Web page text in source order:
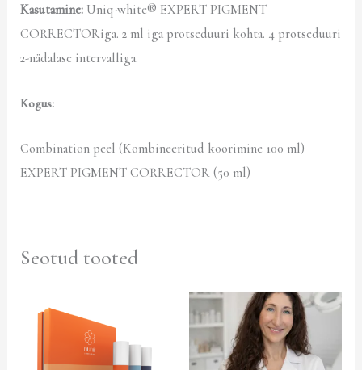
Kasutamine: Uniq-white® EXPERT PIGMENT
CORRECTORiga. 2 ml iga protseduuri kohta. 4 protseduuri
2-nädalase intervalliga.
Kogus:
Combination peel (Kombineeritud koorimine 100 ml)
EXPERT PIGMENT CORRECTOR (50 ml)
Seotud tooted